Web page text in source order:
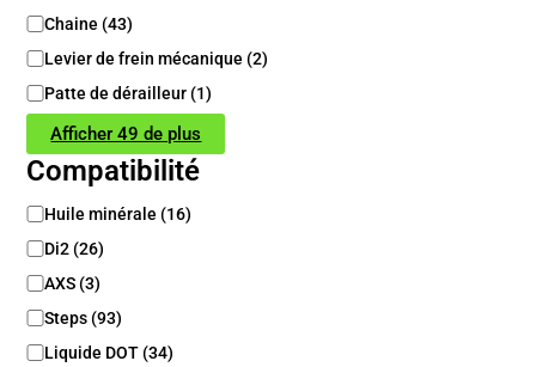
g
o
r
i
Chaine (43)
Levier de frein mécanique (2)
Patte de dérailleur (1)
Afficher 49 de plus
Compatibilité
C
m
p
a
t
i
Huile minérale (16)
Di2 (26)
AXS (3)
Steps (93)
Liquide DOT (34)